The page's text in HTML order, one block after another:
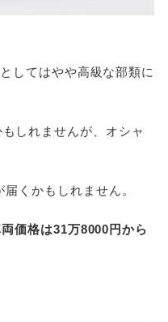
してはやや高級な部類に
しれませんが、オシャ
くかもしれません。
価格は31万8000円から